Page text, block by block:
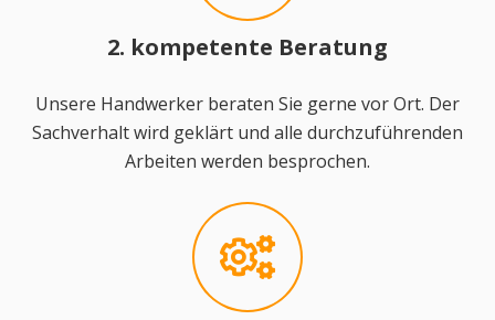
2. kompetente Beratung
Unsere Handwerker beraten Sie gerne vor Ort. Der
Sachverhalt wird geklärt und alle durchzuführenden
Arbeiten werden besprochen.